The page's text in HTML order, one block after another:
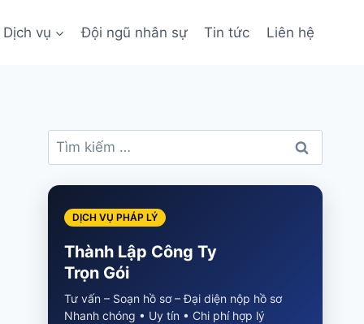
Dịch vụ Đội ngũ nhân sự Tin tức Liên hệ
Tìm
kiếm
cho:
DỊCH VỤ PHÁP LÝ
Thành Lập Công Ty
Trọn Gói
Tư vấn – Soạn hồ sơ – Đại diện nộp hồ sơ
Nhanh chóng • Uy tín • Chi phí hợp lý